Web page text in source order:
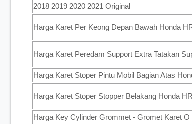
2018 2019 2020 2021 Original
Harga Karet Per Keong Depan Bawah Honda
Harga Karet Peredam Support Extra Tatakan
Harga Karet Stoper Pintu Mobil Bagian Atas
Harga Karet Stoper Stopper Belakang Honda
Harga Key Cylinder Grommet - Gromet Karet